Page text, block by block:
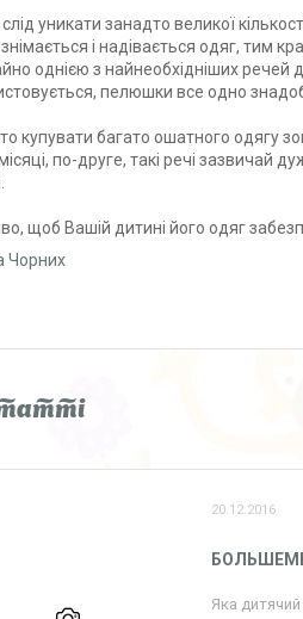
уникати занадто великої
і надівається одяг, тим
однією з найнеобхідніших
пелюшки все одно
купувати багато ошатного одягу
по-друге, такі речі зазвичай
щоб Вашій дитині його одяг
Чорних
20.12.2016
Яка